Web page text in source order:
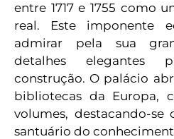
entre 1717 e 1755 como
real. Este imponente
admirar pela sua
detalhes elegantes
construção. O palácio
bibliotecas da Europa,
volumes, destacando-
santuário do